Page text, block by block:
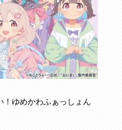
！ゆめかわふぁっしょん